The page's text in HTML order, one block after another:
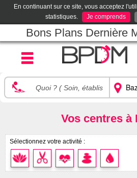
En continuant sur ce site, vous acceptez
statistiques.
Je comprends
Bons Plans Dernière
Vos centres à
Sélectionnez votre activité :